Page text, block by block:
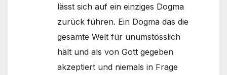
lässt sich auf ein einziges Dogma
zurück führen. Ein Dogma das die
gesamte Welt für unumstösslich
hält und als von Gott gegeben
akzeptiert und niemals in Frage